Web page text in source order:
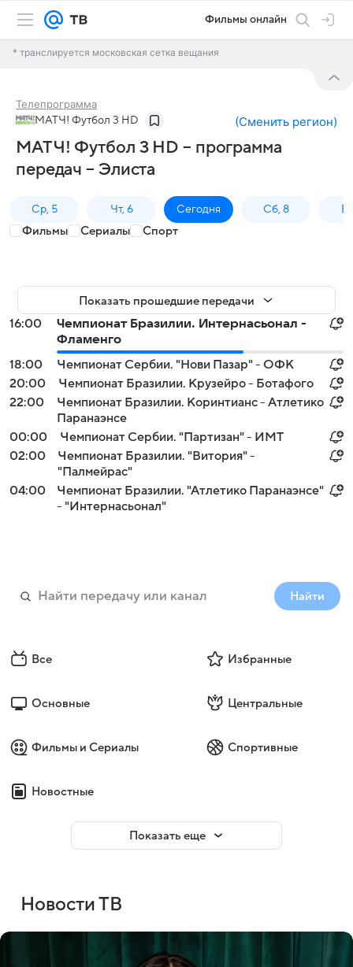
Фильмы онлайн
* транслируется московская сетка вещания
Телепрограмма
МАТЧ! Футбол 3 HD (Сменить регион)
МАТЧ! Футбол 3 HD – программа
передач – Элиста
Ср, 5 Чт, 6 Сегодня Сб, 8
Фильмы Сериалы Спорт
Показать прошедшие передачи
16:00
Чемпионат Бразилии. Интернасьонал -
Фламенго
18:00
Чемпионат Сербии. "Нови Пазар" - ОФК
20:00
Чемпионат Бразилии. Крузейро - Ботафого
22:00
Чемпионат Бразилии. Коринтианс - Атлетико
Паранаэнсе
00:00
Чемпионат Сербии. "Партизан" - ИМТ
02:00
Чемпионат Бразилии. "Витория" -
"Палмейрас"
04:00
Чемпионат Бразилии. "Атлетико Паранаэнсе"
- "Интернасьонал"
Найти
Все Избранные
Основные Центральные
Фильмы и Сериалы Спортивные
Новостные
Показать еще
Новости ТВ